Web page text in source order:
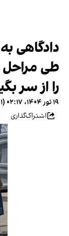
دادگاهی
را از سر
۱۹ ثور ۱۴۰۴، ۰۲:۱۷ (‎+۱ گرینویچ)
اشتراک‌گذاری